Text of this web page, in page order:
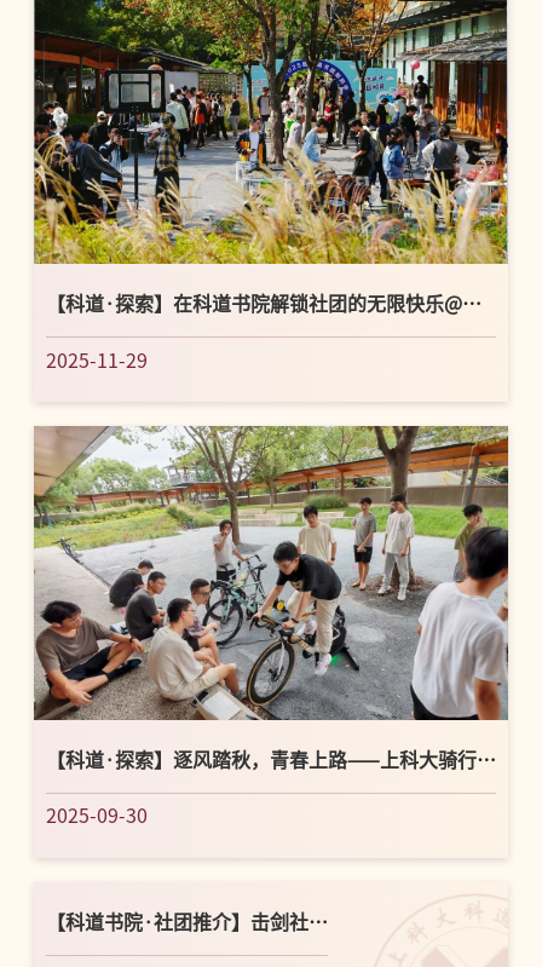
【科道·探索】在科道书院解锁社团的无限快乐@热
爱生活的你！
2025-11-29
【科道·探索】逐风踏秋，青春上路——上科大骑行社
游园活动圆满举...
2025-09-30
【科道书院·社团推介】击剑社
——剑之所指，心之所向